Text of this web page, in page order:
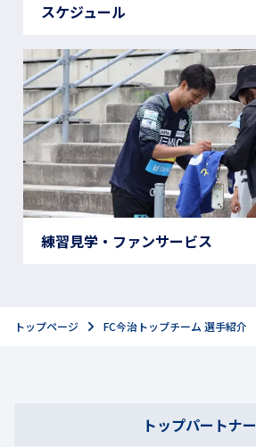
スケジュール
練習見学・ファンサービス
トップページ FC今治トップチーム 選手紹介
トップパートナー